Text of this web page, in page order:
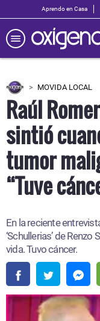
Aprendo en Casa
MOVIDA LOCAL
Raúl
sintió
tumor
“Tuve
En la reciente
‘Schullerias’ de
vida. Tuvo cáncer.